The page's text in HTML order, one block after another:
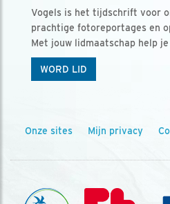
Vogels is het tijdschrift voor
prachtige fotoreportages en
Met jouw lidmaatschap help
WORD LID
Onze sites Mijn privacy